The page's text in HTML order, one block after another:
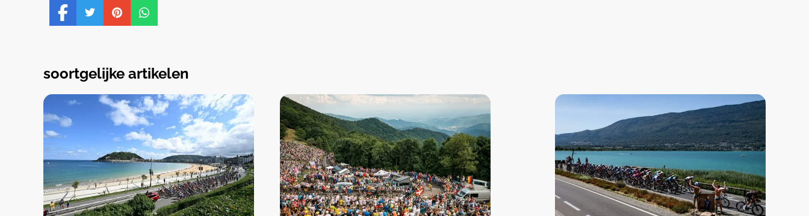
soortgelijke artikelen